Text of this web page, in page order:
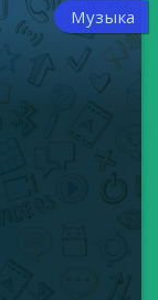
Музыка